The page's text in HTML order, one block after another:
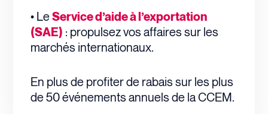
•LeService d’aide à l’exportation
(SAE) : propulsez vos affaires sur les
marchés internationaux.
En plus de profiter de rabais sur les plus
de 50 événements annuels de la CCEM.